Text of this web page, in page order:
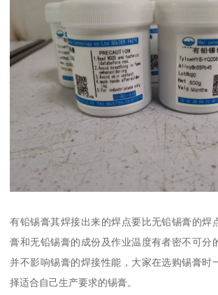
有铅锡膏其焊接出来的焊点要比无铅锡膏的焊
膏和无铅锡膏的成份及作业温度有者密不可分
并不影响锡膏的焊接性能，大家在选购锡膏时
择适合自己生产要求的锡膏。